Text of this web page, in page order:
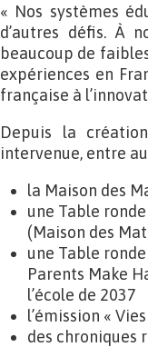
« Nos systèmes
d’autres défis. À
beaucoup de
expériences en
française à
Depuis la
intervenue, entre
la Maison des
une Table
(Maison des
une Table
Parents Make
l’école de 2037
l’émission «
des chroniques